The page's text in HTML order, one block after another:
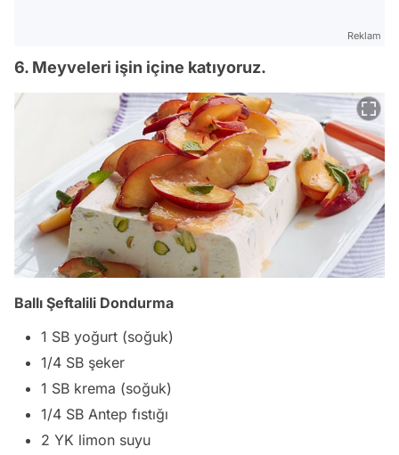
Reklam
6. Meyveleri işin içine katıyoruz.
Ballı Şeftalili Dondurma
1 SB yoğurt (soğuk)
1/4 SB şeker
1 SB krema (soğuk)
1/4 SB Antep fıstığı
2 YK limon suyu